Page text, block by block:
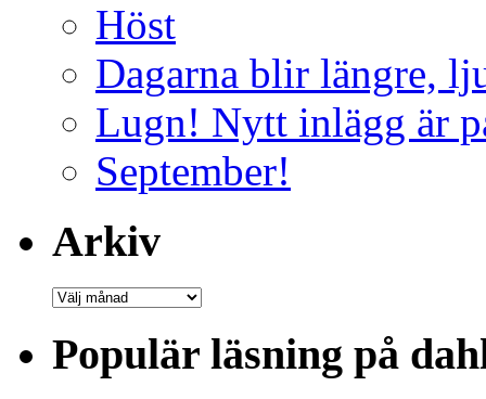
Höst
Dagarna blir längre,
Lugn! Nytt inlägg är
September!
Arkiv
Arkiv
Populär läsning på